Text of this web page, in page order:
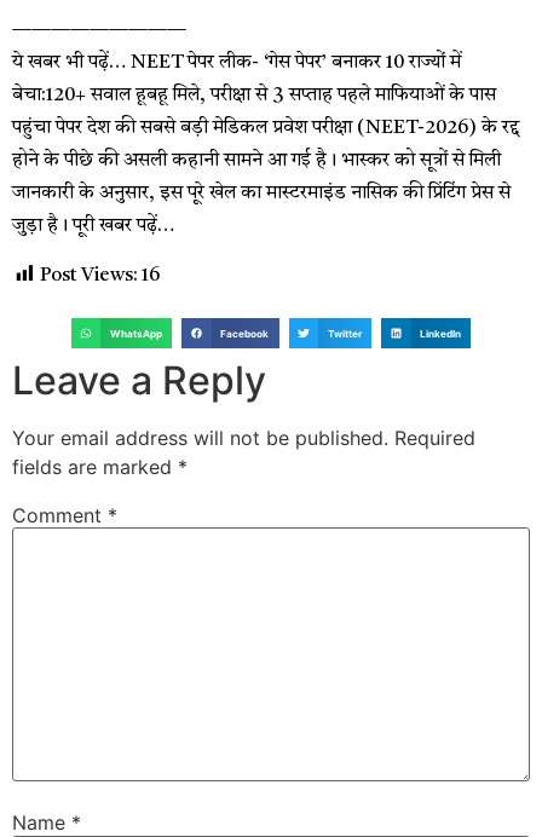
—————————
ये खबर भी पढ़ें… NEET पेपर लीक- ‘गेस पेपर’ बनाकर 10 राज्यों में
बेचा:120+ सवाल हूबहू मिले, परीक्षा से 3 सप्ताह पहले माफियाओं के पास
पहुंचा पेपर देश की सबसे बड़ी मेडिकल प्रवेश परीक्षा (NEET-2026) के रद्द
होने के पीछे की असली कहानी सामने आ गई है। भास्कर को सूत्रों से मिली
जानकारी के अनुसार, इस पूरे खेल का मास्टरमाइंड नासिक की प्रिंटिंग प्रेस से
जुड़ा है। पूरी खबर पढ़ें…
Post Views: 16
WhatsApp Facebook Twitter LinkedIn
Leave a Reply
Your email address will not be published. Required
fields are marked *
Comment *
Name *